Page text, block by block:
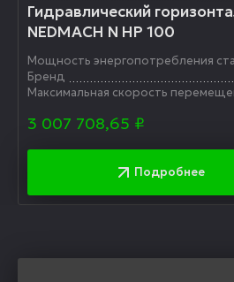
Гидравлический
NEDMACH N HP 100
Мощность энергопотребления
Бренд
Максимальная скорость
3 007 708,65 ₽
Подробнее